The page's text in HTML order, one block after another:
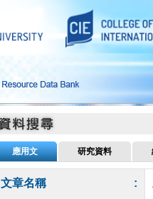
應用文 研究資料
文章名稱 :